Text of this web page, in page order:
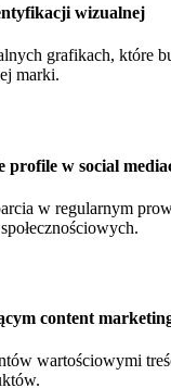
wizualnej
grafikach, które
marki.
profile w social
w regularnym
content
wartościowymi